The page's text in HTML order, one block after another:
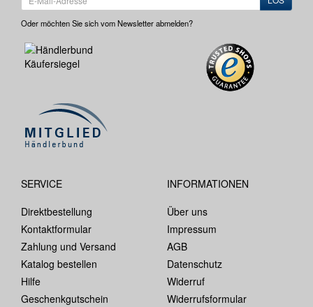
Oder möchten Sie sich vom Newsletter abmelden?
SERVICE
Direktbestellung
Kontaktformular
Zahlung und Versand
Katalog bestellen
Hilfe
Geschenkgutschein
INFORMATIONEN
Über uns
Impressum
AGB
Datenschutz
Widerruf
Widerrufsformular